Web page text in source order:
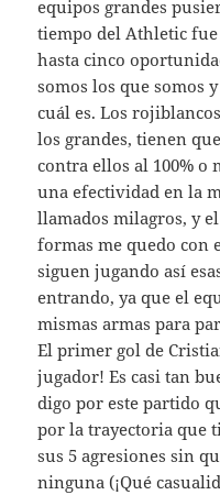
equipos grandes
tiempo del Athletic
hasta cinco
somos los que somos
cuál es. Los
los grandes, tienen
contra ellos al 100% o
una efectividad en la
llamados milagros, y
formas me quedo con
siguen jugando así
entrando, ya que el
mismas armas para
El primer gol de
jugador! Es casi tan
digo por este partido
por la trayectoria que
sus 5 agresiones sin
ninguna (¡Qué